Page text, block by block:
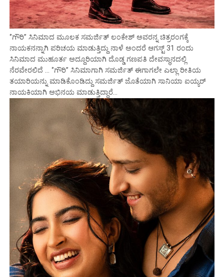
‘’ಗೌರಿ’’ ಸಿನಿಮಾದ ಮೂಲಕ ಸಮರ್ಜಿತ್ ಲಂಕೇಶ್ ಅವರನ್ನ ಚಿತ್ರರಂಗಕ್ಕೆ
ನಾಯಕನನ್ನಾಗಿ ಪರಿಚಯ ಮಾಡುತ್ತಿದ್ದು ನಾಳೆ ಅಂದರೆ ಆಗಸ್ಟ್ 31 ರಂದು
ಸಿನಿಮಾದ ಮುಹೂರ್ತ ಅದ್ದೂರಿಯಾಗಿ ದೊಡ್ಡ ಗಣಪತಿ ದೇವಸ್ಥಾನದಲ್ಲಿ
ನೆರವೇರಲಿದೆ … ‘’ಗೌರಿ’’ ಸಿನಿಮಾಗಾಗಿ ಸಮರ್ಜಿತ್ ಈಗಾಗಲೇ ಎಲ್ಲಾ ರೀತಿಯ
ತಯಾರಿಯನ್ನು ಮಾಡಿಕೊಂಡಿದ್ದು ಸಮರ್ಜಿತ್ ಜೊತೆಯಾಗಿ ಸಾನಿಯಾ ಐಯ್ಯರ್
ನಾಯಕಿಯಾಗಿ ಅಭಿನಯ ಮಾಡುತ್ತಿದ್ದಾರೆ…